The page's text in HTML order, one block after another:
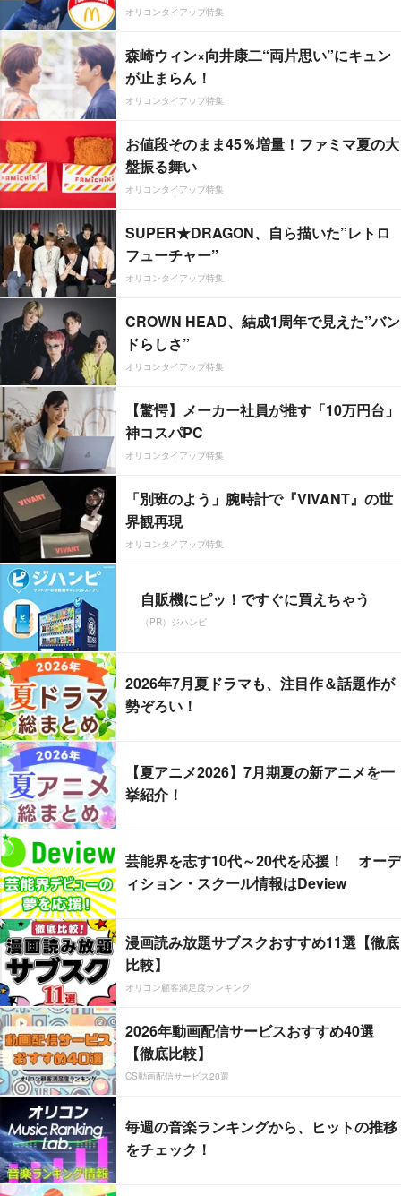
オリコンタイアップ特集
森崎ウィン×向井康二“両片思い”にキュン
が止まらん！
オリコンタイアップ特集
お値段そのまま45％増量！ファミマ夏の大
盤振る舞い
オリコンタイアップ特集
SUPER★DRAGON、自ら描いた”レトロ
フューチャー”
オリコンタイアップ特集
CROWN HEAD、結成1周年で見えた”バン
ドらしさ”
オリコンタイアップ特集
【驚愕】メーカー社員が推す「10万円台」
神コスパPC
オリコンタイアップ特集
「別班のよう」腕時計で『VIVANT』の世
界観再現
オリコンタイアップ特集
自販機にピッ！ですぐに買えちゃう
（PR）ジハンピ
2026年7月夏ドラマも、注目作＆話題作が
勢ぞろい！
【夏アニメ2026】7月期夏の新アニメを一
挙紹介！
芸能界を志す10代～20代を応援！ オーデ
ィション・スクール情報はDeview
漫画読み放題サブスクおすすめ11選【徹底
比較】
オリコン顧客満足度ランキング
2026年動画配信サービスおすすめ40選
【徹底比較】
CS動画配信サービス20選
毎週の音楽ランキングから、ヒットの推移
をチェック！